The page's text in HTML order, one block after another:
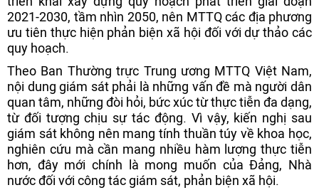
2021-2030, tầm nhìn 2050, nên MTTQ các địa phương
ưu tiên thực hiện phản biện xã hội đối với dự thảo các
quy hoạch.
Theo Ban Thường trực Trung ương MTTQ Việt Nam,
nội dung giám sát phải là những vấn đề mà người dân
quan tâm, những đòi hỏi, bức xúc từ thực tiễn đa dạng,
từ đối tượng chịu sự tác động. Vì vậy, kiến nghị sau
giám sát không nên mang tính thuần túy về khoa học,
nghiên cứu mà cần mang nhiều hàm lượng thực tiễn
hơn, đây mới chính là mong muốn của Đảng, Nhà
nước đối với công tác giám sát, phản biện xã hội.